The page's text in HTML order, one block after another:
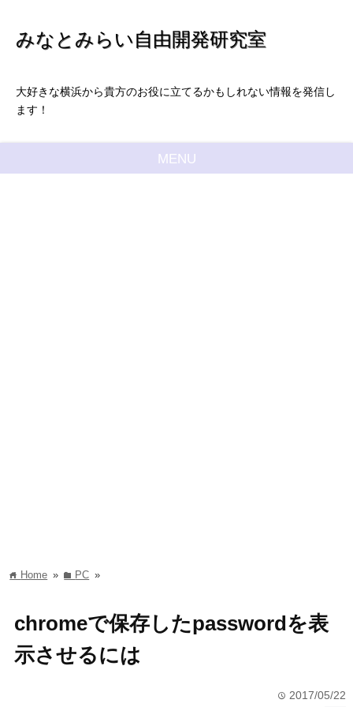
みなとみらい自由開発研究室
大好きな横浜から貴方のお役に立てるかもしれない情報を発信し
ます！
MENU
home Home » folder PC »
chromeで保存したpasswordを表
示させるには
time 2017/05/22